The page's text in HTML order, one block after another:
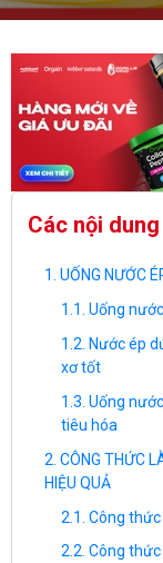
Các nội
UỐNG NƯỚC
Uống
Nước ép
xơ tốt
Uống
tiêu hóa
CÔNG THỨC
HIỆU QUẢ
Công
Công